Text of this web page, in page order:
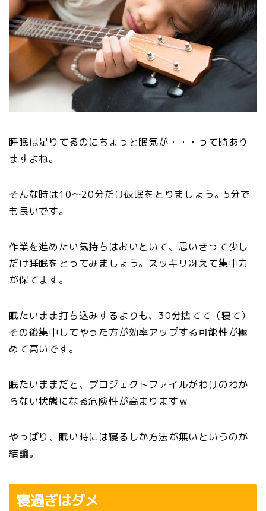
睡眠は足りてるのにちょっと眠気が・・・って時あり
ますよね。
そんな時は10～20分だけ仮眠をとりましょう。5分で
も良いです。
作業を進めたい気持ちはおいといて、思いきって少し
だけ睡眠をとってみましょう。スッキリ冴えて集中力
が保てます。
眠たいまま打ち込みするよりも、30分捨てて（寝て）
その後集中してやった方が効率アップする可能性が極
めて高いです。
眠たいままだと、プロジェクトファイルがわけのわか
らない状態になる危険性が高まりますｗ
やっぱり、眠い時には寝るしか方法が無いというのが
結論。
寝過ぎはダメ